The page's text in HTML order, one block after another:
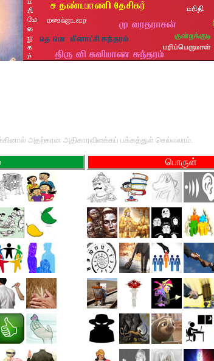
அதற்கான அதிகாரவிளக்கப் பக்கத்துள் செல்லலாம்.
பொருள்